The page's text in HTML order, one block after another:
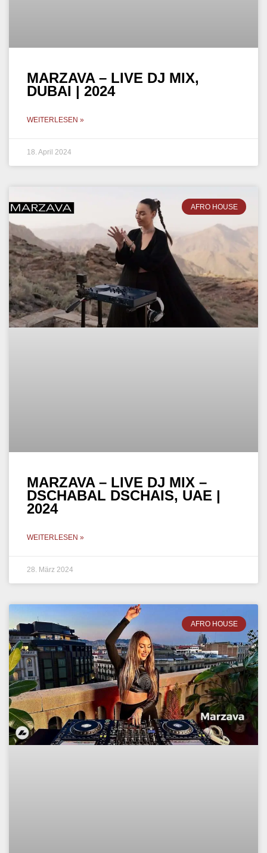
MARZAVA – LIVE DJ MIX,
DUBAI | 2024
WEITERLESEN »
18. April 2024
AFRO HOUSE
MARZAVA – LIVE DJ MIX –
DSCHABAL DSCHAIS, UAE |
2024
WEITERLESEN »
28. März 2024
AFRO HOUSE